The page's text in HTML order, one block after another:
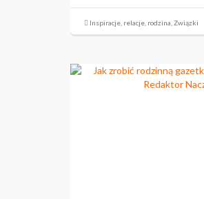
Inspiracje relacje rodzina Związki